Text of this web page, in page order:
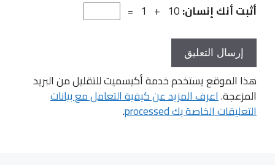
أثبت أنك إنسان:10 + 1 =
هذا الموقع يستخدم خدمة أكيسميت للتقليل من البريد
المزعجة.اعرف المزيد عن كيفية التعامل مع بيانات
التعليقات الخاصة بك processed .